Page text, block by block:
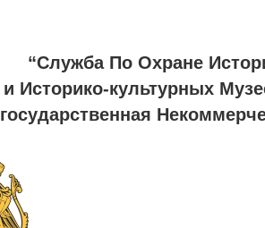
“Служба По Охране
и Историко-культурных
государственная